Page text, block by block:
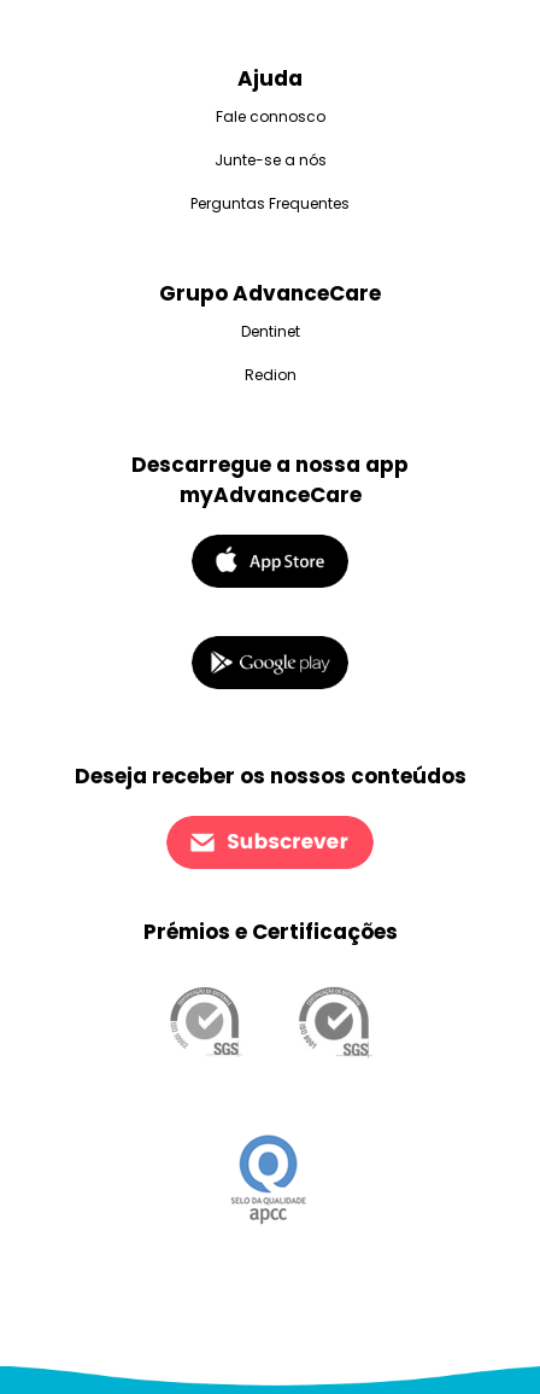
Ajuda
Fale connosco
Junte-se a nós
Perguntas Frequentes
Grupo AdvanceCare
Dentinet
Redion
Descarregue a nossa app
myAdvanceCare
Deseja receber os nossos conteúdos
Prémios e Certificações